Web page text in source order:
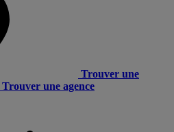
Trouver une
Trouver une agence